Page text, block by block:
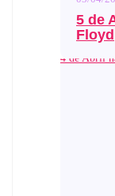
5 de
Floyd
4 de Abril